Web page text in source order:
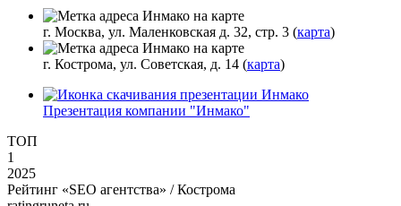
г. Москва, ул. Маленковская д. 32, стр. 3 (карта)
г. Кострома, ул. Советская, д. 14 (карта)
Презентация компании "Инмако"
ТОП
1
2025
Рейтинг «SEO агентства» / Кострома